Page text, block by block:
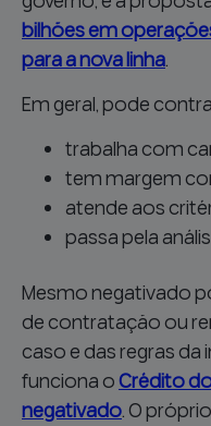
bilhões em
para a nova linha.
Em geral, pode
trabalha com
tem margem
atende aos
passa pela
Mesmo negativado
de contratação ou
caso e das regras
funciona oCrédito
negativado. O